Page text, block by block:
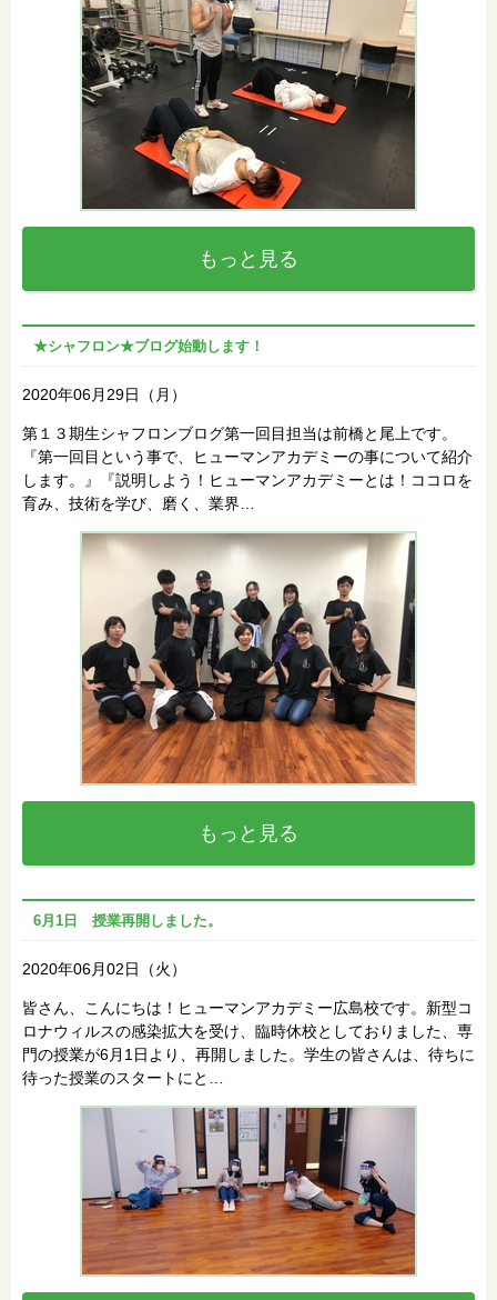
もっと見る
★シャフロン★ブログ始動します！
2020年06月29日（月）
第１３期生シャフロンブログ第一回目担当は前橋と尾上です。
『第一回目という事で、ヒューマンアカデミーの事について紹介
します。』『説明しよう！ヒューマンアカデミーとは！ココロを
育み、技術を学び、磨く、業界…
もっと見る
6月1日 授業再開しました。
2020年06月02日（火）
皆さん、こんにちは！ヒューマンアカデミー広島校です。新型コ
ロナウィルスの感染拡大を受け、臨時休校としておりました、専
門の授業が6月1日より、再開しました。学生の皆さんは、待ちに
待った授業のスタートにと…